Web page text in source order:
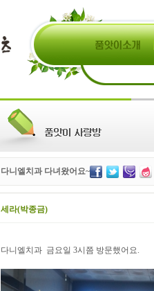
다니엘치과 다녀왔어요~
세라(박종금)
다니엘치과 금요일 3시쯤 방문했어요.